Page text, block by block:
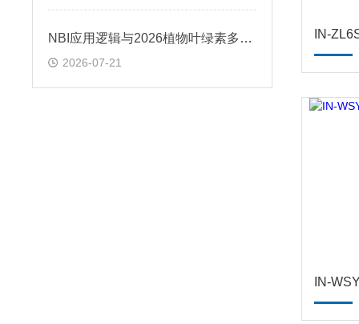
NBI应用逻辑与2026植物叶绿素多酚测量仪选择参考
2026-07-21
IN-